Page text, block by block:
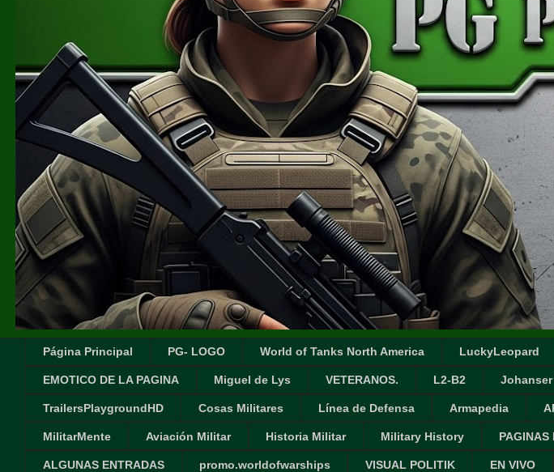
Página Principal PG- LOGO World of Tanks North America LuckyLeopard
EMOTICO DE LA PAGINA Miguel de Lys VETERANOS. L2-B2 Johanser
TrailersPlaygroundHD Cosas Militares Línea de Defensa Armapedia
MilitarMente Aviación Militar Historia Militar Military History PAGINAS
ALGUNAS ENTRADAS promo.worldofwarships VISUAL POLITIK EN VIVO